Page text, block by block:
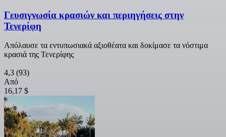
Γευσιγνωσία κρασιών και περιηγήσεις στην
Τενερίφη
Απόλαυσε τα εντυπωσιακά αξιοθέατα και δοκίμασε τα νόστιμα
κρασιά της Τενερίφης
4,3 (93)
Από
16,17 $